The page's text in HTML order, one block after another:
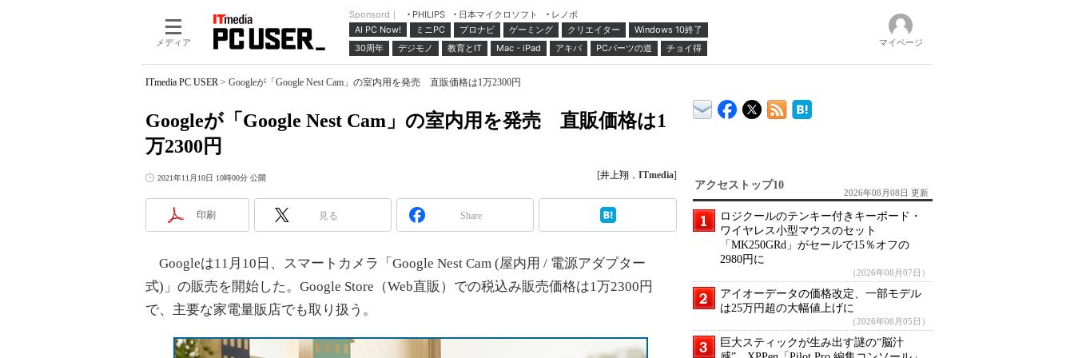
メディア
Sponsord｜ PHILIPS 日本マイクロソフト
レノボ
AI PC Now!
ミニPC プロナビ ゲーミング クリエイター
Windows 10終了
30周年
デジモノ 教育とIT Mac・iPad アキバ PCパーツの道 チョイ得 マイページ
ITmedia PC USER > Googleが「Google Nest Cam」の室内用を発売 直販価格は1万2300円
Googleが「Google Nest Cam」の室内用を発売 直販価格は1
万2300円
2021年11月10日 10時00分 公開 [井上翔 ， ITmedia]
印刷 見る Share
Googleは11月10日、スマートカメラ「Google Nest Cam (屋内用 / 電源アダプター
式)」の販売を開始した。Google Store（Web直販）での税込み販売価格は1万2300円
で、主要な家電量販店でも取り扱う。
アクセストップ10
2026年08月08日 更新
ロジクールのテンキー付きキーボード・
ワイヤレス小型マウスのセット
「MK250GRd」がセールで15％オフの
2980円に
（2026年08月07日）
アイオーデータの価格改定、一部モデル
は25万円超の大幅値上げに
（2026年08月05日）
巨大スティックが生み出す謎の“脳汁